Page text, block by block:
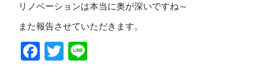
リノベーションは本当に奥が深いですね～
また報告させていただきます。
Facebook
Twitter